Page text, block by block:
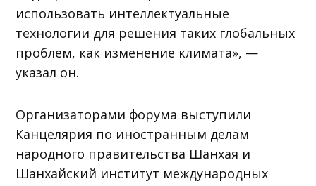
использовать интеллектуальные
технологии для решения таких глобальных
проблем, как изменение климата», —
указал он.
Организаторами форума выступили
Канцелярия по иностранным делам
народного правительства Шанхая и
Шанхайский институт международных